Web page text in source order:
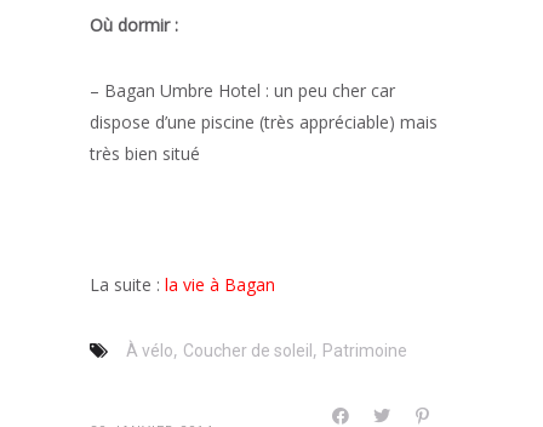
Où dormir :
– Bagan Umbre Hotel : un peu cher car
dispose d’une piscine (très appréciable) mais
très bien situé
La suite : la vie à Bagan
À vélo, Coucher de soleil , Patrimoine